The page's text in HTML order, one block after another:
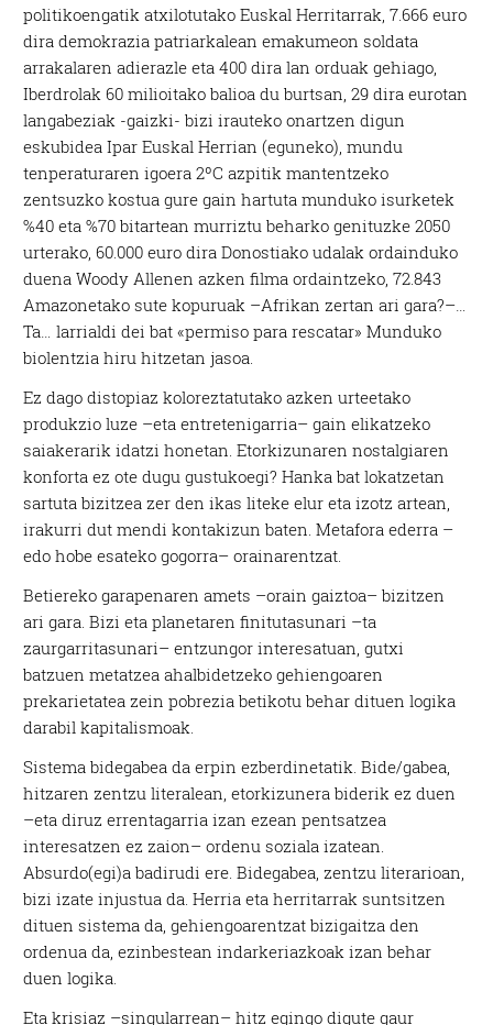
politikoengatik atxilotutako Euskal Herritarrak, 7.666 euro
dira demokrazia patriarkalean emakumeon soldata
arrakalaren adierazle eta 400 dira lan orduak gehiago,
Iberdrolak 60 milioitako balioa du burtsan, 29 dira eurotan
langabeziak -gaizki- bizi irauteko onartzen digun
eskubidea Ipar Euskal Herrian (eguneko), mundu
tenperaturaren igoera 2ºC azpitik mantentzeko
zentsuzko kostua gure gain hartuta munduko isurketek
%40 eta %70 bitartean murriztu beharko genituzke 2050
urterako, 60.000 euro dira Donostiako udalak ordainduko
duena Woody Allenen azken filma ordaintzeko, 72.843
Amazonetako sute kopuruak –Afrikan zertan ari gara?–…
Ta… larrialdi dei bat «permiso para rescatar» Munduko
biolentzia hiru hitzetan jasoa.
Ez dago distopiaz koloreztatutako azken urteetako
produkzio luze –eta entretenigarria– gain elikatzeko
saiakerarik idatzi honetan. Etorkizunaren nostalgiaren
konforta ez ote dugu gustukoegi? Hanka bat lokatzetan
sartuta bizitzea zer den ikas liteke elur eta izotz artean,
irakurri dut mendi kontakizun baten. Metafora ederra –
edo hobe esateko gogorra– orainarentzat.
Betiereko garapenaren amets –orain gaiztoa– bizitzen
ari gara. Bizi eta planetaren finitutasunari –ta
zaurgarritasunari– entzungor interesatuan, gutxi
batzuen metatzea ahalbidetzeko gehiengoaren
prekarietatea zein pobrezia betikotu behar dituen logika
darabil kapitalismoak.
Sistema bidegabea da erpin ezberdinetatik. Bide/gabea,
hitzaren zentzu literalean, etorkizunera biderik ez duen
–eta diruz errentagarria izan ezean pentsatzea
interesatzen ez zaion– ordenu soziala izatean.
Absurdo(egi)a badirudi ere. Bidegabea, zentzu literarioan,
bizi izate injustua da. Herria eta herritarrak suntsitzen
dituen sistema da, gehiengoarentzat bizigaitza den
ordenua da, ezinbestean indarkeriazkoak izan behar
duen logika.
Eta krisiaz –singularrean– hitz egingo digute gaur